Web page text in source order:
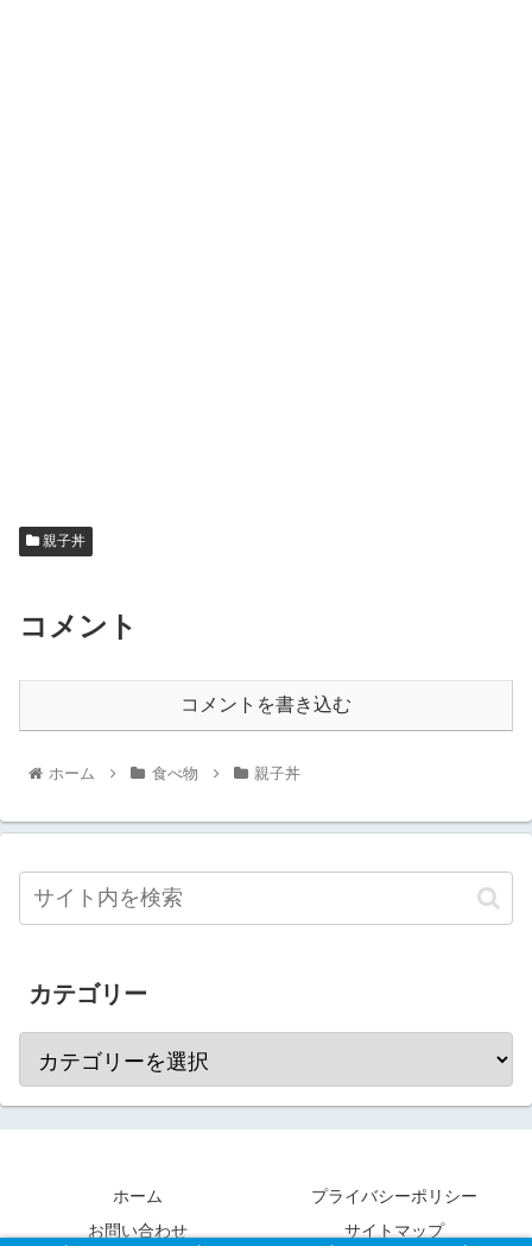
親子丼
コメント
コメントを書き込む
ホーム 食べ物 親子丼
カテゴリー
ホーム
プライバシーポリシー
お問い合わせ
サイトマップ